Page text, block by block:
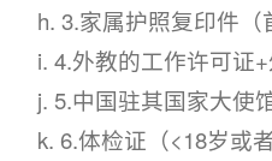
h. 3.家属护照复印件（
i. 4.外教的工作许可证
j. 5.中国驻其国家大使
k. 6.体检证（<18岁或